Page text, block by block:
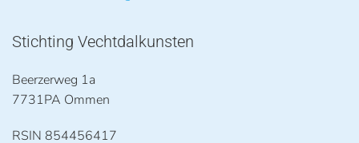
Stichting Vechtdalkunsten
Beerzerweg 1a
7731PA Ommen
RSIN 854456417